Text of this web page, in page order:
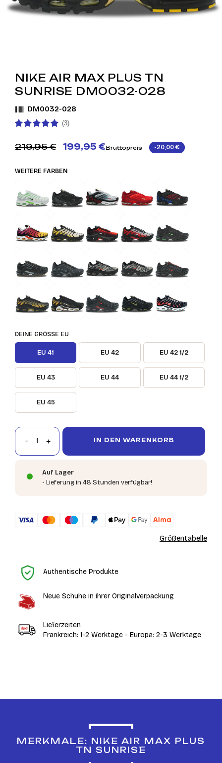
NIKE AIR MAX PLUS TN
SUNRISE DM0032-028
DM0032-028
(3)
219,95 € 199,95 €Bruttopreis -20,00 €
WEITERE FARBEN
DEINE GRÖSSE EU
EU 41 EU 42 EU 42 1/2
EU 43 EU 44 EU 44 1/2
EU 45
IN DEN WARENKORB
Auf Lager
- Lieferung in 48 Stunden verfügbar!
Größentabelle
Authentische Produkte
Neue Schuhe in ihrer Originalverpackung
Lieferzeiten
Frankreich: 1-2 Werktage - Europa: 2-3 Werktage
MERKMALE: NIKE AIR MAX PLUS
TN SUNRISE